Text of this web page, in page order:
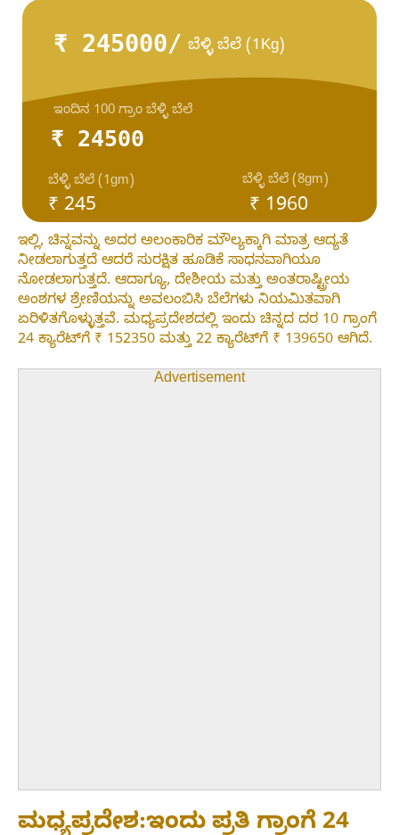
₹ 245000/ ಬೆಳ್ಳಿ ಬೆಲೆ (1Kg)
₹ 24500
₹ 245
ಬೆಳ್ಳಿ ಬೆಲೆ (1gm) ಬೆಳ್ಳಿ ಬೆಲೆ (8gm)
ಇಂದಿನ 100 ಗ್ರಾಂ ಬೆಳ್ಳಿ ಬೆಲೆ
₹ 1960
ಇಲ್ಲಿ, ಚಿನ್ನವನ್ನು ಅದರ ಅಲಂಕಾರಿಕ ಮೌಲ್ಯಕ್ಕಾಗಿ ಮಾತ್ರ ಆದ್ಯತೆ
ನೀಡಲಾಗುತ್ತದೆ ಆದರೆ ಸುರಕ್ಷಿತ ಹೂಡಿಕೆ ಸಾಧನವಾಗಿಯೂ
ನೋಡಲಾಗುತ್ತದೆ. ಆದಾಗ್ಯೂ, ದೇಶೀಯ ಮತ್ತು ಅಂತರಾಷ್ಟ್ರೀಯ
ಅಂಶಗಳ ಶ್ರೇಣಿಯನ್ನು ಅವಲಂಬಿಸಿ ಬೆಲೆಗಳು ನಿಯಮಿತವಾಗಿ
ಏರಿಳಿತಗೊಳ್ಳುತ್ತವೆ. ಮಧ್ಯಪ್ರದೇಶದಲ್ಲಿ ಇಂದು ಚಿನ್ನದ ದರ 10 ಗ್ರಾಂಗೆ
24 ಕ್ಯಾರೆಟ್‌ಗೆ ₹ 152350 ಮತ್ತು 22 ಕ್ಯಾರೆಟ್‌ಗೆ ₹ 139650 ಆಗಿದೆ.
Advertisement
ಮಧ್ಯಪ್ರದೇಶ:ಇಂದು ಪ್ರತಿ ಗ್ರಾಂಗೆ 24